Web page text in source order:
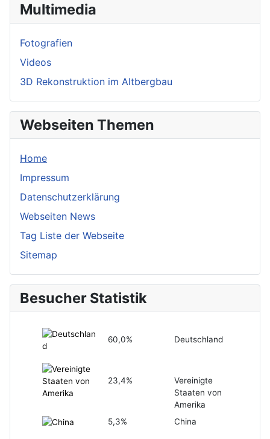
Multimedia
Fotografien
Videos
3D Rekonstruktion im Altbergbau
Webseiten Themen
Home
Impressum
Datenschutzerklärung
Webseiten News
Tag Liste der Webseite
Sitemap
Besucher Statistik
60,0% Deutschland
23,4%
Vereinigte
Staaten von
Amerika
5,3%
China